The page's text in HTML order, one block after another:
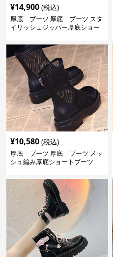
¥14,900 (税込)
厚底 ブーツ 厚底 ブーツ スタ
イリッシュジッパー厚底ショー
¥10,580 (税込)
厚底 ブーツ 厚底 ブーツ メッ
シュ編み厚底ショートブーツ